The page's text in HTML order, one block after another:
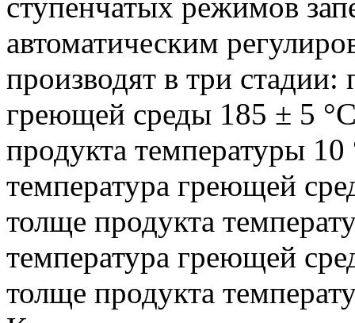
автоматическим
производят в три
греющей среды 185 ± 5
продукта температуры
температура греющей
толще продукта
температура греющей
толще продукта